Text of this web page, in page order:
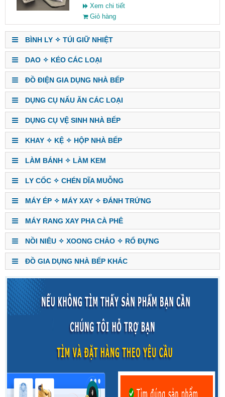
Xem chi tiết
Giỏ hàng
BÌNH LY ✧ TÚI GIỮ NHIỆT
DAO ✧ KÉO CÁC LOẠI
ĐỒ ĐIỆN GIA DỤNG NHÀ BẾP
DỤNG CỤ NẤU ĂN CÁC LOẠI
DỤNG CỤ VỆ SINH NHÀ BẾP
KHAY ✧ KỆ ✧ HỘP NHÀ BẾP
LÀM BÁNH ✧ LÀM KEM
LY CỐC ✧ CHÉN DĨA MUỖNG
MÁY ÉP ✧ MÁY XAY ✧ ĐÁNH TRỨNG
MÁY RANG XAY PHA CÀ PHÊ
NỒI NIÊU ✧ XOONG CHẢO ✧ RỔ ĐỰNG
ĐỒ GIA DỤNG NHÀ BẾP KHÁC